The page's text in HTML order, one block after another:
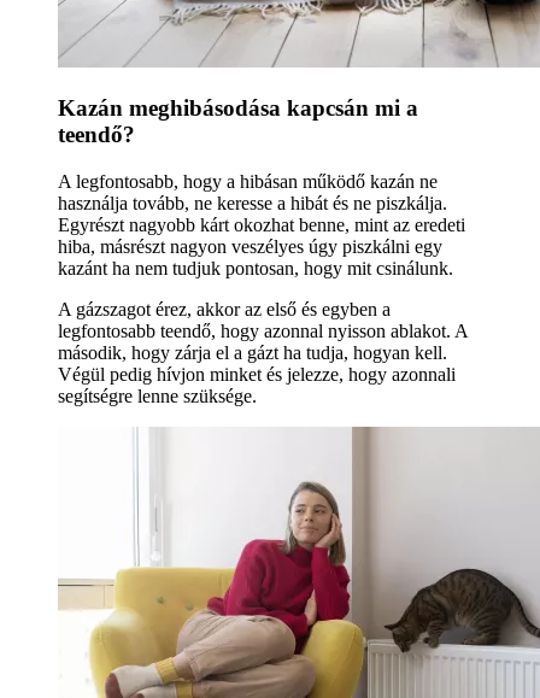
Kazán meghibásodása kapcsán mi a
teendő?
A legfontosabb, hogy a hibásan működő kazán ne
használja tovább, ne keresse a hibát és ne piszkálja.
Egyrészt nagyobb kárt okozhat benne, mint az eredeti
hiba, másrészt nagyon veszélyes úgy piszkálni egy
kazánt ha nem tudjuk pontosan, hogy mit csinálunk.
A gázszagot érez, akkor az első és egyben a
legfontosabb teendő, hogy azonnal nyisson ablakot. A
második, hogy zárja el a gázt ha tudja, hogyan kell.
Végül pedig hívjon minket és jelezze, hogy azonnali
segítségre lenne szüksége.